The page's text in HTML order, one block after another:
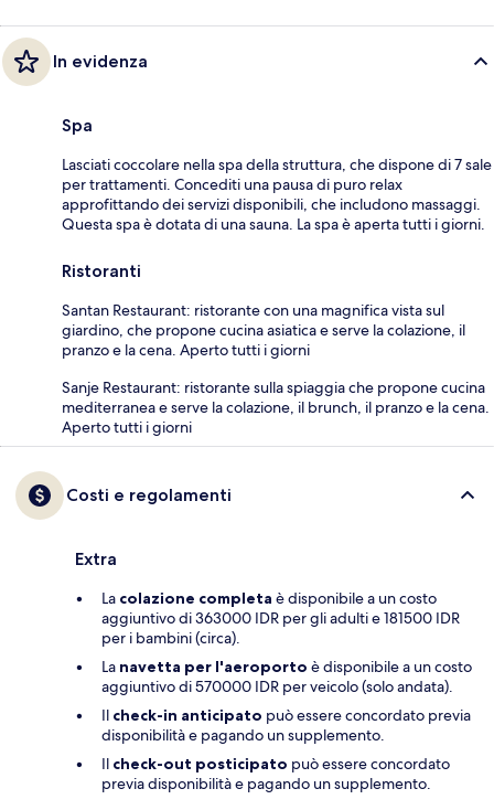
In evidenza
Spa
Lasciati coccolare nella spa della struttura, che dispone di 7 sale
per trattamenti. Concediti una pausa di puro relax
approfittando dei servizi disponibili, che includono massaggi.
Questa spa è dotata di una sauna. La spa è aperta tutti i giorni.
Ristoranti
Santan Restaurant: ristorante con una magnifica vista sul
giardino, che propone cucina asiatica e serve la colazione, il
pranzo e la cena. Aperto tutti i giorni
Sanje Restaurant: ristorante sulla spiaggia che propone cucina
mediterranea e serve la colazione, il brunch, il pranzo e la cena.
Aperto tutti i giorni
Costi e regolamenti
Extra
La colazione completa è disponibile a un costo
aggiuntivo di 363000 IDR per gli adulti e 181500 IDR
per i bambini (circa).
La navetta per l'aeroporto è disponibile a un costo
aggiuntivo di 570000 IDR per veicolo (solo andata).
Il check-in anticipato può essere concordato previa
disponibilità e pagando un supplemento.
Il check-out posticipato può essere concordato
previa disponibilità e pagando un supplemento.